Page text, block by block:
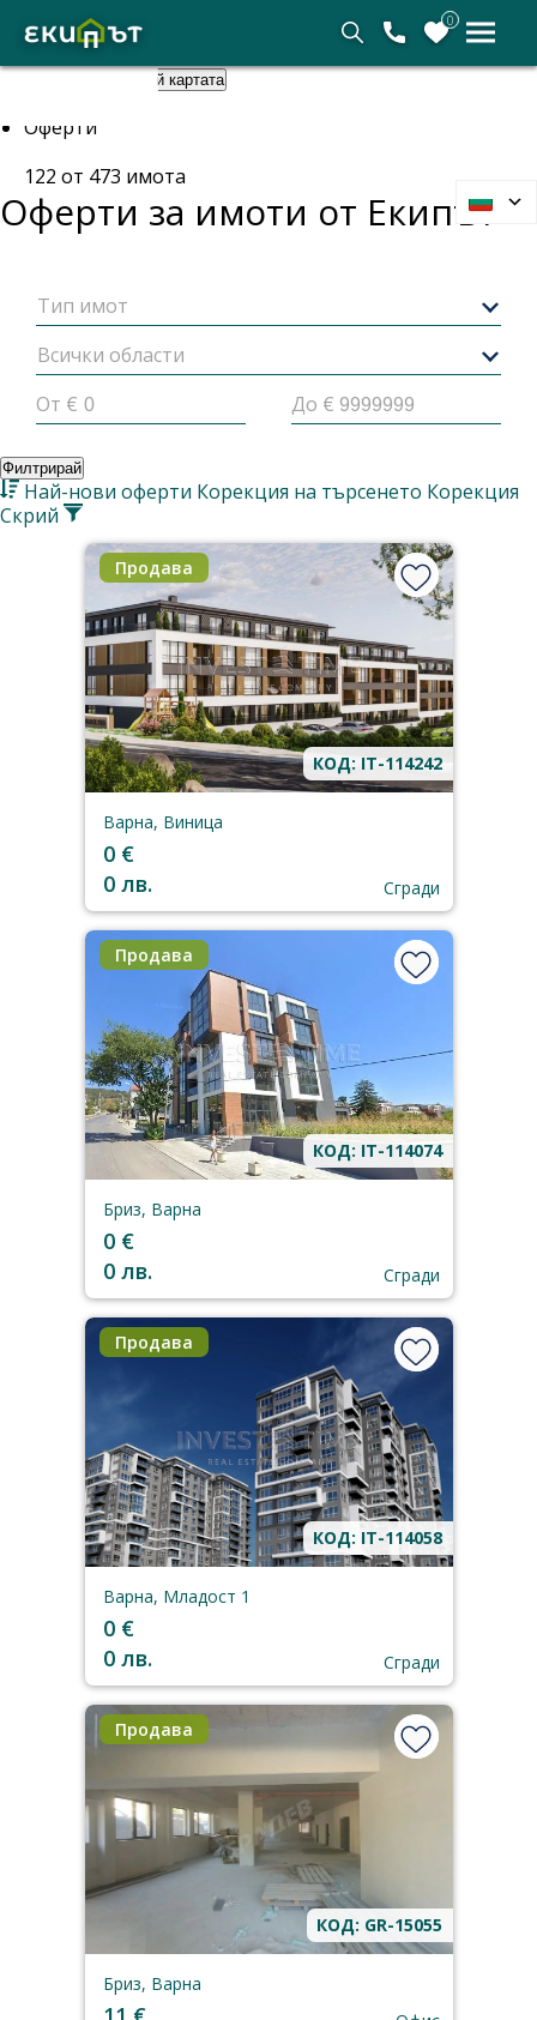
0
Скрий картата
Оферти
122 от 473 имота
Оферти за имоти от Екипът
Тип имот
Всички области
От €
До €
Филтрирай
Най-нови оферти Корекция на търсенето Корекция
Скрий
Продава
КОД: IT-114242
Варна, Виница
0 €
0 лв.
Сгради
Продава
КОД: IT-114074
Бриз, Варна
0 €
0 лв.
Сгради
Продава
КОД: IT-114058
Варна, Младост 1
0 €
0 лв.
Сгради
Продава
КОД: GR-15055
Бриз, Варна